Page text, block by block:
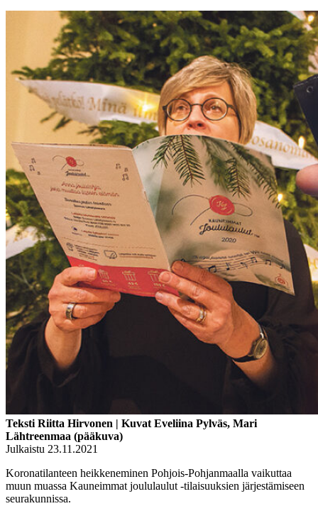
Teksti Riitta Hirvonen | Kuvat Eveliina Pylväs, Mari
Lähtreenmaa (pääkuva)
Julkaistu 23.11.2021
Koronatilanteen heikkeneminen Pohjois-Pohjanmaalla vaikuttaa
muun muassa Kauneimmat joululaulut -tilaisuuksien järjestämiseen
seurakunnissa.